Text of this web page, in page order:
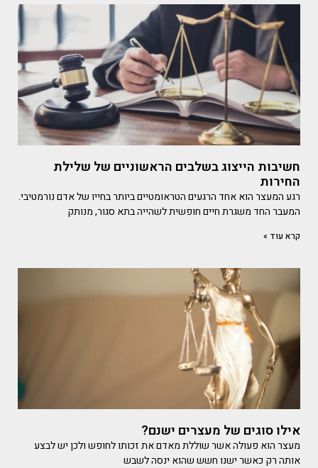
חשיבות הייצוג בשלבים הראשוניים של שלילת
החירות
רגע המעצר הוא אחד הרגעים הטראומטיים ביותר בחייו של אדם נורמטיבי.
המעבר החד משגרת חיים חופשית לשהייה בתא סגור, מנותק
קרא עוד »
אילו סוגים של מעצרים ישנם?
מעצר הוא פעולה אשר שוללת מאדם את זכותו לחופש ולכן יש לבצע
אותה רק כאשר ישנו חשש שהוא ינסה לשבש